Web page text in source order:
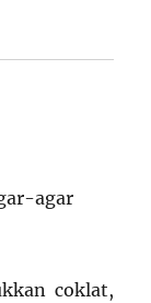
agar
coklat,